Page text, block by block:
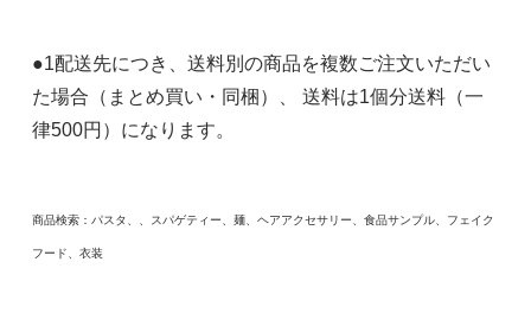
●1配送先につき、送料別の商品を複数ご注文いただい
た場合（まとめ買い・同梱）、 送料は1個分送料（一
律500円）になります。
商品検索：パスタ、、スパゲティー、麺、ヘアアクセサリー、食品サンプル、フェイク
フード、衣装